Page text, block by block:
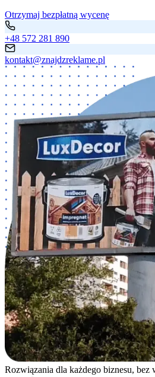
Otrzymaj bezpłatną wycenę
+48 572 281 890
kontakt@znajdzreklame.pl
Rozwiązania dla każdego biznesu, bez